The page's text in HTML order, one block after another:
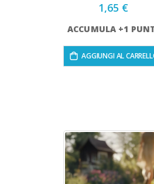
1,65 €
ACCUMULA +1
AGGIUNGI AL